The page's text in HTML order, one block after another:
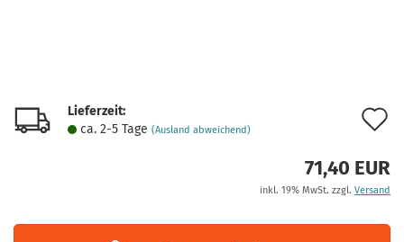
Lieferzeit:
ca. 2-5 Tage (Ausland abweichend)
71,40 EUR
inkl. 19% MwSt. zzgl. Versand